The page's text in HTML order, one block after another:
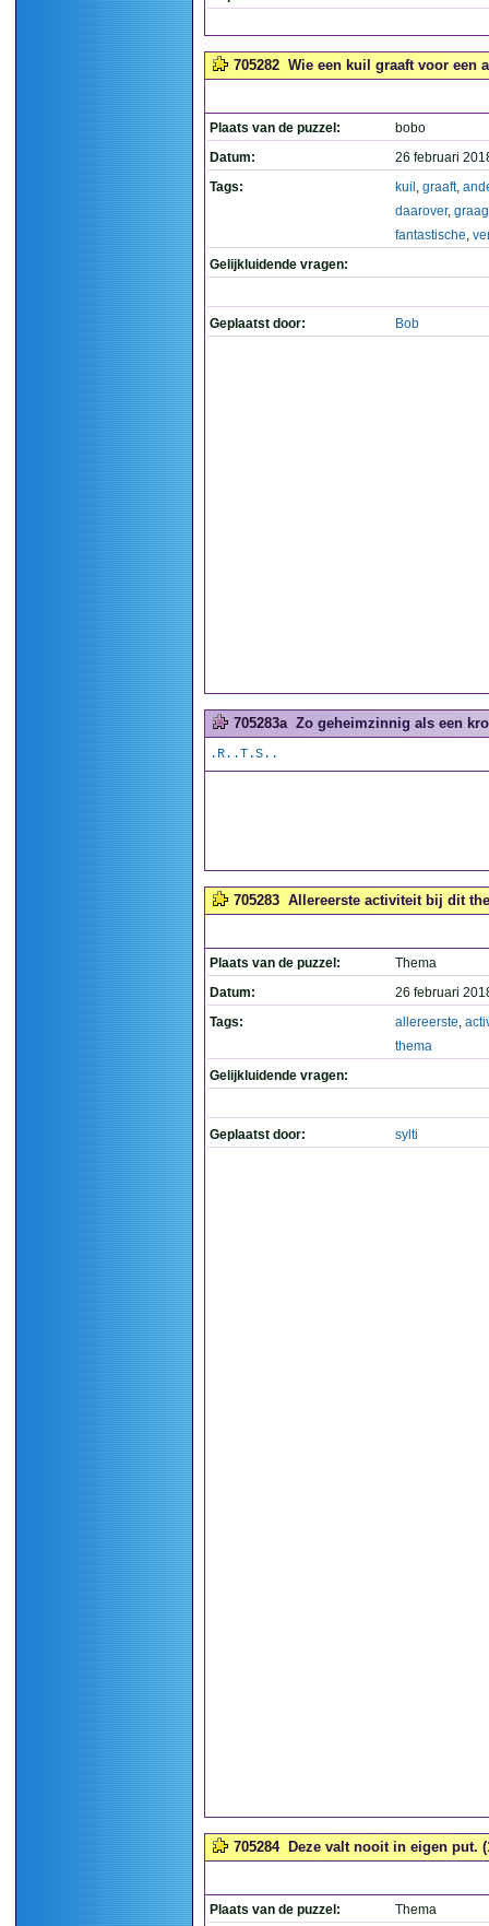
705282 Wie een kuil graaft voor een
Plaats van de puzzel:
bobo
Datum:
26 februari
Tags:
kuil , graaft,
daarover, graag
fantastische,
Gelijkluidende vragen:
Geplaatst door: Bob
705283a Zo geheimzinnig als een
.R..T.S..
705283 Allereerste activiteit bij dit
Plaats van de puzzel:
Thema
Datum:
26 februari
Tags:
allereerste,
thema
Gelijkluidende vragen:
Geplaatst door: sylti
705284 Deze valt nooit in eigen put.
Plaats van de puzzel:
Thema